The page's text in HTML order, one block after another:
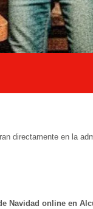
directamente en la
Navidad online en